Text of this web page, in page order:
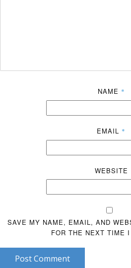
NAME *
EMAIL *
WEBSITE
SAVE MY NAME, EMAIL, AND
FOR THE NEXT TIME I
Post Comment